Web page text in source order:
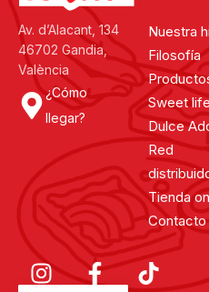
temática. ¡Son tan
leyendo
Av. d’Alacant, 134
46702 Gandia,
València
¿Cómo
llegar?
Nuestra
Filosofía
Sweet
Dulce
Red
Tienda
Contacto